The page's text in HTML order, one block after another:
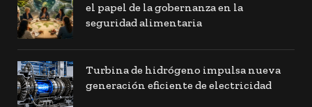
el papel de la gobernanza en la
seguridad alimentaria
Turbina de hidrógeno impulsa nueva
generación eficiente de electricidad